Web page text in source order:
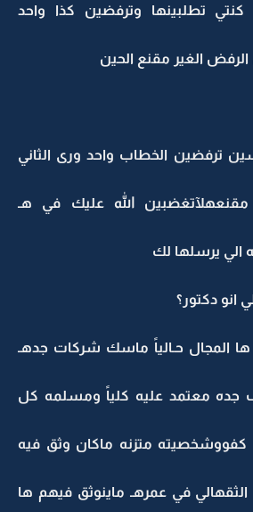
تطلبينها وترفضين كذا واحد
الغير مقنع الحين
ترفضين الخطاب واحد ورى الثاني
الله عليك في هـ
الي يرسلها لك
انو دكتور؟
المجال حـالياً ماسك شركات جدهـ
جده معتمد عليه كلياً ومسلمه كل
كفووشخصيته متزنه ماكان وثق فيه
في عمرهـ ماينوثق فيهم ها